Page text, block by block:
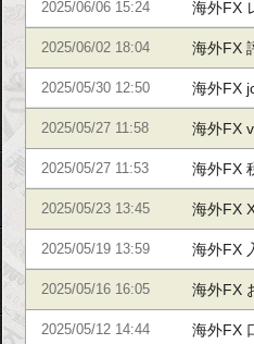
［ブ
ロ
グ
ラ
ン
キ
ン
グ］-
2025/06/06 15:24 海外FX
2025/06/02 18:04 海外FX
2025/05/30 12:50 海外FX
2025/05/27 11:58 海外FX
2025/05/27 11:53 海外FX
2025/05/23 13:45 海外FX
2025/05/19 13:59 海外FX
2025/05/16 16:05 海外FX
2025/05/12 14:44 海外FX